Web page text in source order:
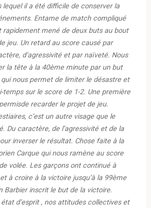
lequel il a été difficile de conserver la
Entame de match compliqué
rapidement mené de deux buts au bout
jeu. Un retard au score causé par
d’agressivité et par naïveté. Nous
la tête à la 40ème minute par un but
nous permet de limiter le désastre et
temps sur le score de 1-2. Une première
recarder le projet de jeu.
c’est un autre visage que le
Du caractère, de l’agressivité et de la
inverser le résultat. Chose faite à la
Carque qui nous ramène au score
volée. Les garçons ont continué à
à croire à la victoire jusqu’à la 99ème
Barbier inscrit le but de la victoire.
d’esprit , nos attitudes collectives et